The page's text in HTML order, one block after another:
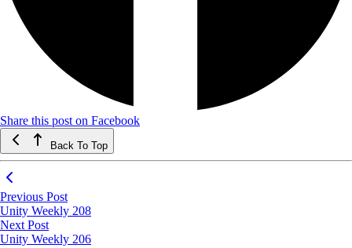
Share this post on Facebook
Back To Top
Previous Post
Unity Weekly 208
Next Post
Unity Weekly 206